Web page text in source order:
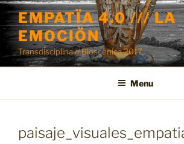
Skip
to
content
EMPATÏA 4.0 /// LA
EMOCIÖN
Transdisciplina // Bioscénica 2017
Menu